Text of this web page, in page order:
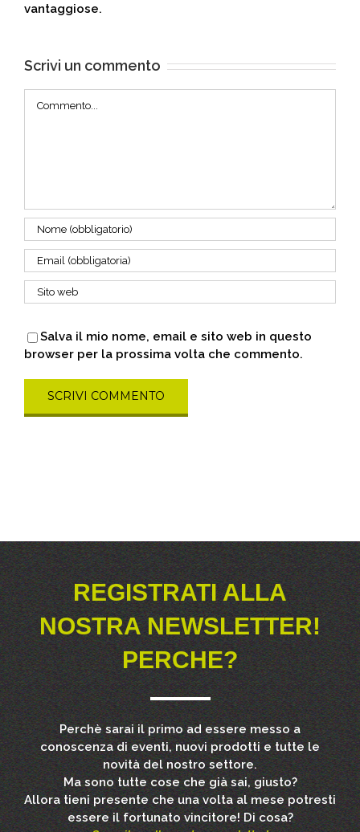
vantaggiose.
Scrivi un commento
Salva il mio nome, email e sito web in questo
browser per la prossima volta che commento.
REGISTRATI ALLA
NOSTRA NEWSLETTER!
PERCHE?
Perchè sarai il primo ad essere messo a
conoscenza di eventi, nuovi prodotti e tutte le
novità del nostro settore.
Ma sono tutte cose che già sai, giusto?
Allora tieni presente che una volta al mese potresti
essere il fortunato vincitore! Di cosa?